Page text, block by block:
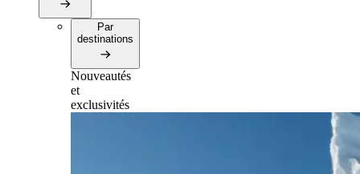
Par
destinations
Nouveautés
et
exclusivités